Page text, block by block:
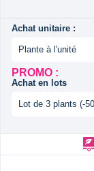
Achat unitaire :
Plante à l'unité
PROMO :
Achat en lots
Lot de 3 plants (-